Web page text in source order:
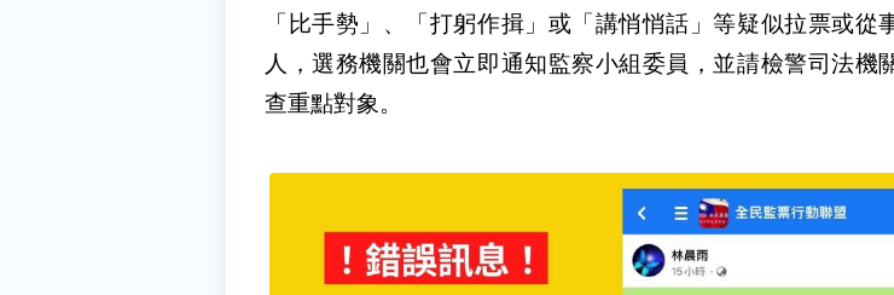
「比手勢」、「打躬作揖」或「講悄悄話」等疑似拉票或從
人，選務機關也會立即通知監察小組委員，並請檢警司法機
查重點對象。